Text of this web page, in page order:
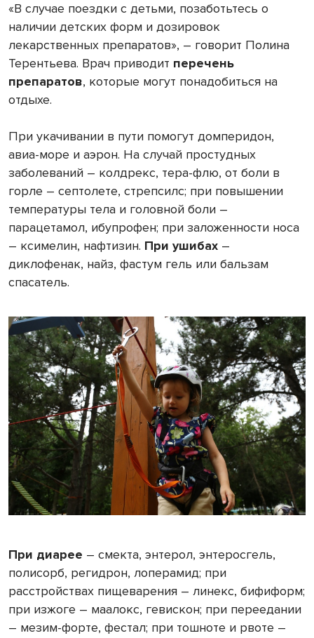
«В случае поездки с детьми, позаботьтесь о
наличии детских форм и дозировок
лекарственных препаратов», – говорит Полина
Терентьева. Врач приводит перечень
препаратов, которые могут понадобиться на
отдыхе.
При укачивании в пути помогут домперидон,
авиа-море и аэрон. На случай простудных
заболеваний – колдрекс, тера-флю, от боли в
горле – септолете, стрепсилс; при повышении
температуры тела и головной боли –
парацетамол, ибупрофен; при заложенности носа
– ксимелин, нафтизин. При ушибах –
диклофенак, найз, фастум гель или бальзам
спасатель.
При диарее – смекта, энтерол, энтеросгель,
полисорб, регидрон, лоперамид; при
расстройствах пищеварения – линекс, бифиформ;
при изжоге – маалокс, гевискон; при переедании
– мезим-форте, фестал; при тошноте и рвоте –